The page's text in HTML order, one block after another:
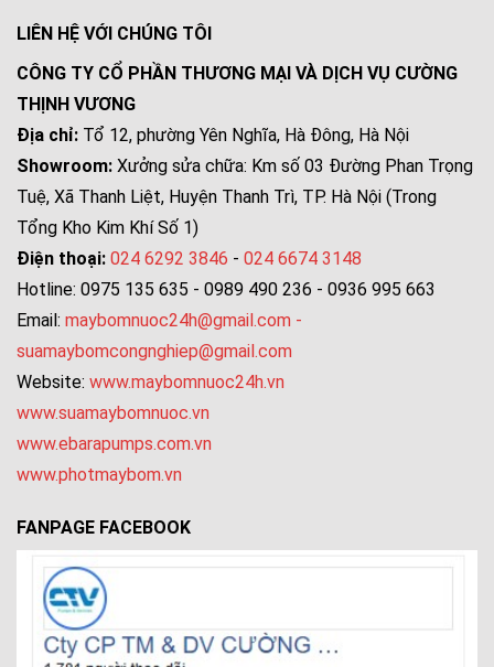
LIÊN HỆ VỚI CHÚNG TÔI
CÔNG TY CỔ PHẦN THƯƠNG MẠI VÀ DỊCH VỤ CƯỜNG
THỊNH VƯƠNG
Địa chỉ: Tổ 12, phường Yên Nghĩa, Hà Đông, Hà Nội
Showroom: Xưởng sửa chữa: Km số 03 Đường Phan Trọng
Tuệ, Xã Thanh Liệt, Huyện Thanh Trì, TP. Hà Nội (Trong
Tổng Kho Kim Khí Số 1)
Điện thoại: 024 6292 3846 - 024 6674 3148
Hotline: 0975 135 635 - 0989 490 236 - 0936 995 663
Email: maybomnuoc24h@gmail.com -
suamaybomcongnghiep@gmail.com
Website: www.maybomnuoc24h.vn
www.suamaybomnuoc.vn
www.ebarapumps.com.vn
www.photmaybom.vn
FANPAGE FACEBOOK